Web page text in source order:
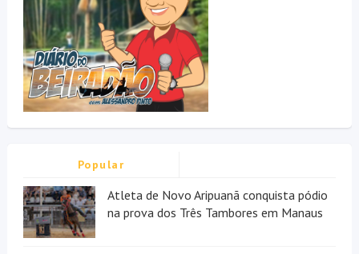
Popular
Atleta de Novo Aripuanã conquista pódio
na prova dos Três Tambores em Manaus